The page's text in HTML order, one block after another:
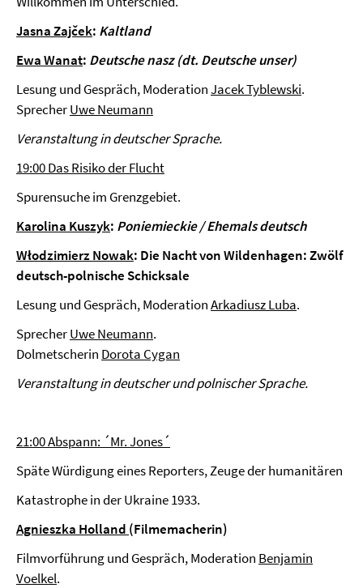
Jasna Zajček: Kaltland
Ewa Wanat: Deutsche nasz (dt. Deutsche unser)
Lesung und Gespräch, ModerationJacek Tyblewski.
SprecherUwe Neumann
Veranstaltung in deutscher Sprache.
19:00 Das Risiko der Flucht
Spurensuche im Grenzgebiet.
Karolina Kuszyk: Poniemieckie / Ehemals deutsch
Włodzimierz Nowak: Die Nacht von Wildenhagen: Zwölf
deutsch-polnische Schicksale
Lesung und Gespräch, ModerationArkadiusz Luba.
SprecherUwe Neumann.
Dolmetscherin Dorota Cygan
Veranstaltung in deutscher und polnischer Sprache.
21:00 Abspann: ´Mr. Jones´
Späte Würdigung eines Reporters, Zeuge der humanitären
Katastrophe in der Ukraine 1933.
Agnieszka Holland (Filmemacherin)
Filmvorführung und Gespräch, Moderation Benjamin
Voelkel.